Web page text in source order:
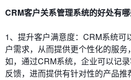
CRM客户关系管理系统的好处有哪
1、提升客户满意度：CRM系统可
户需求，从而提供更个性化的服
如，通过CRM系统，企业可以记
反馈，进而提供有针对性的产品推